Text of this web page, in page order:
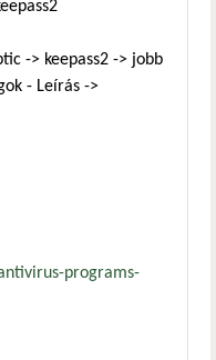
-> keepass2 -> jobb
- Leírás ->
programs-